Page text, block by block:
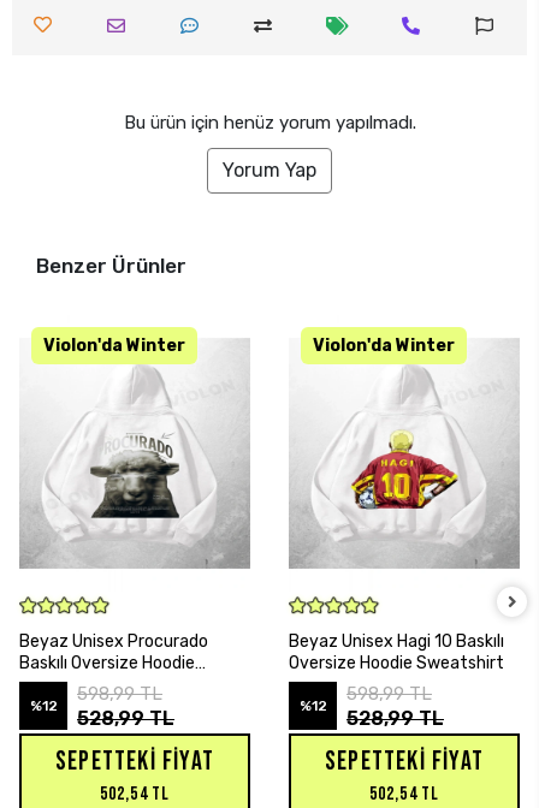
Bu ürün için henüz yorum yapılmadı.
Yorum Yap
Benzer Ürünler
Beyaz Unisex Procurado
Baskılı Oversize Hoodie
Sweatshirt
%12
598,99 TL
528,99 TL
SEPETTEKI FIYAT
502,54 TL
Beyaz Unisex Hagi 10 Baskılı
Oversize Hoodie Sweatshirt
%12
598,99 TL
528,99 TL
SEPETTEKI FIYAT
502,54 TL